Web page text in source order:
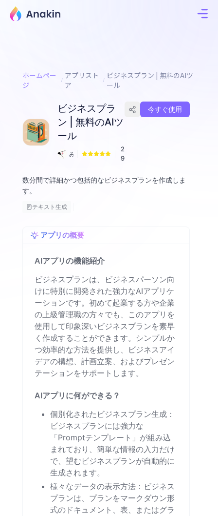
ホームペー
ジ
アプリスト
ア
ビジネスプラン | 無料のAIツ
ール
ビジネスプラ
ン | 無料のAIツ
ール
み
2
9
今すぐ使用
数分間で詳細かつ包括的なビジネスプランを作成しま
す。
テキスト生成
アプリの概要
AIアプリの機能紹介
ビジネスプランは、ビジネスパーソン向
けに特別に開発された強力なAIアプリケ
ーションです。初めて起業する方や企業
の上級管理職の方々でも、このアプリを
使用して印象深いビジネスプランを素早
く作成することができます。シンプルか
つ効率的な方法を提供し、ビジネスアイ
デアの構想、計画立案、およびプレゼン
テーションをサポートします。
AIアプリに何ができる？
個別化されたビジネスプラン生成：
ビジネスプランには強力な
「Promptテンプレート」が組み込
まれており、簡単な情報の入力だけ
で、望むビジネスプランが自動的に
生成されます。
様々なデータの表示方法：ビジネス
プランは、プランをマークダウン形
式のドキュメント、表、またはグラ